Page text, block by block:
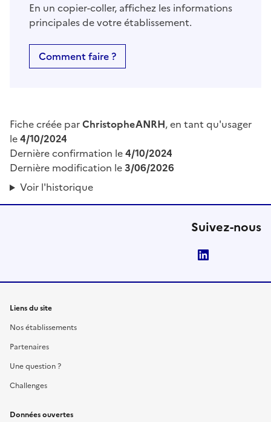
En un copier-coller, affichez les informations
principales de votre établissement.
Comment faire ?
Fiche créée parChristopheANRH, en tant qu'usager
le4/10/2024
Dernière confirmation le4/10/2024
Dernière modification le3/06/2026
Voir l'historique
Suivez-nous
Liens du site
Nos établissements
Partenaires
Une question ?
Challenges
Données ouvertes